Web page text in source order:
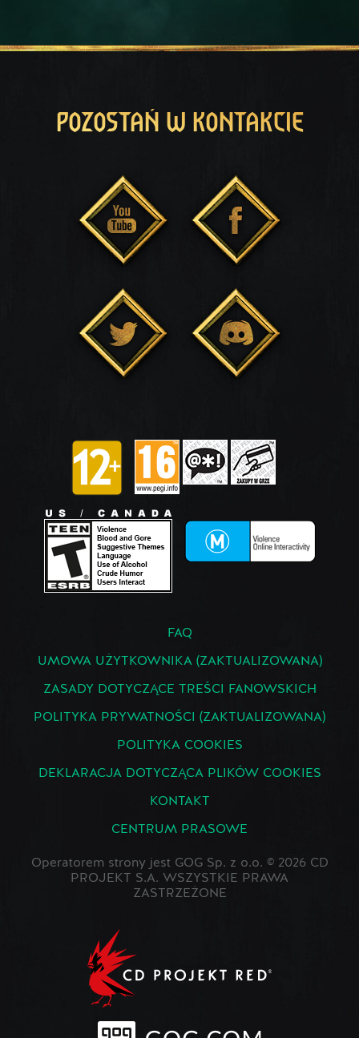
POZOSTAŃ W KONTAKCIE
FAQ
UMOWA UŻYTKOWNIKA (ZAKTUALIZOWANA)
ZASADY DOTYCZĄCE TREŚCI FANOWSKICH
POLITYKA PRYWATNOŚCI (ZAKTUALIZOWANA)
POLITYKA COOKIES
DEKLARACJA DOTYCZĄCA PLIKÓW COOKIES
KONTAKT
CENTRUM PRASOWE
Operatorem strony jest GOG Sp. z o.o. © 2026 CD
PROJEKT S.A. WSZYSTKIE PRAWA
ZASTRZEŻONE